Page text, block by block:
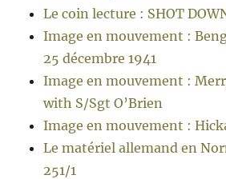
Le coin lecture : SHOT
Image en mouvement :
25 décembre 1941
Image en mouvement :
with S/Sgt O’Brien
Image en mouvement :
Le matériel allemand en
251/1